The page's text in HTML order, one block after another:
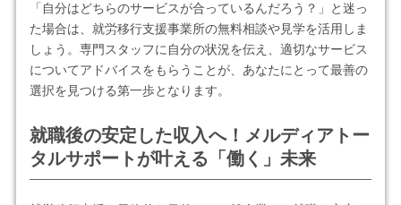
「自分はどちらのサービスが合っているんだろう？」と迷っ
た場合は、就労移行支援事業所の無料相談や見学を活用しま
しょう。専門スタッフに自分の状況を伝え、適切なサービス
についてアドバイスをもらうことが、あなたにとって最善の
選択を見つける第一歩となります。
就職後の安定した収入へ！メルディアトー
タルサポートが叶える「働く」未来